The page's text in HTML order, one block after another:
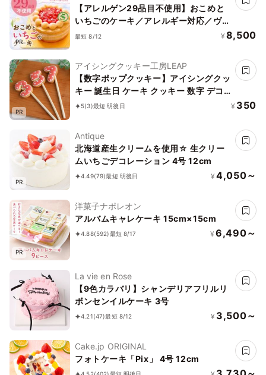
PR
【アレルゲン29品目不使用】おこめと
いちごのケーキ／アレルギー対応／ヴィ
ーガン、グルテンフリー、ハラール、プ
最短 8/12 ¥ 8,500
PR
アイシングクッキー工房LEAP
【数字ポップクッキー】アイシングクッ
キー 誕生日 ケーキ クッキー 数字 デコ
レーションケーキ オリジナルケーキ か
5(3)最短 明後日 ¥ 350
PR
Antique
北海道産生クリームを使用☆ 生クリー
ムいちごデコレーション 4号 12cm
4.49(79)最短 明後日 ¥ 4,050～
PR
洋菓子ナポレオン
アルバムキャレケーキ 15cm×15cm
4.88(592)最短 8/17 ¥ 6,490～
La vie en Rose
【9色カラバリ】シャンデリアフリルリ
ボンセンイルケーキ 3号
4.21(47)最短 8/12 ¥ 3,500～
Cake.jp ORIGINAL
フォトケーキ「Pix」 4号 12cm